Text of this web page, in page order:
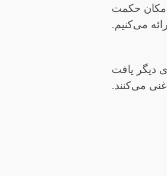
امکان حکمت
می‌کنیم.
دیگر یافت
می‌کنند.